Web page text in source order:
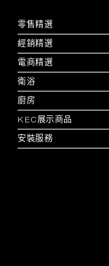
零售精選
經銷精選
電商精選
衛浴
廚房
KEC展示商品
安裝服務